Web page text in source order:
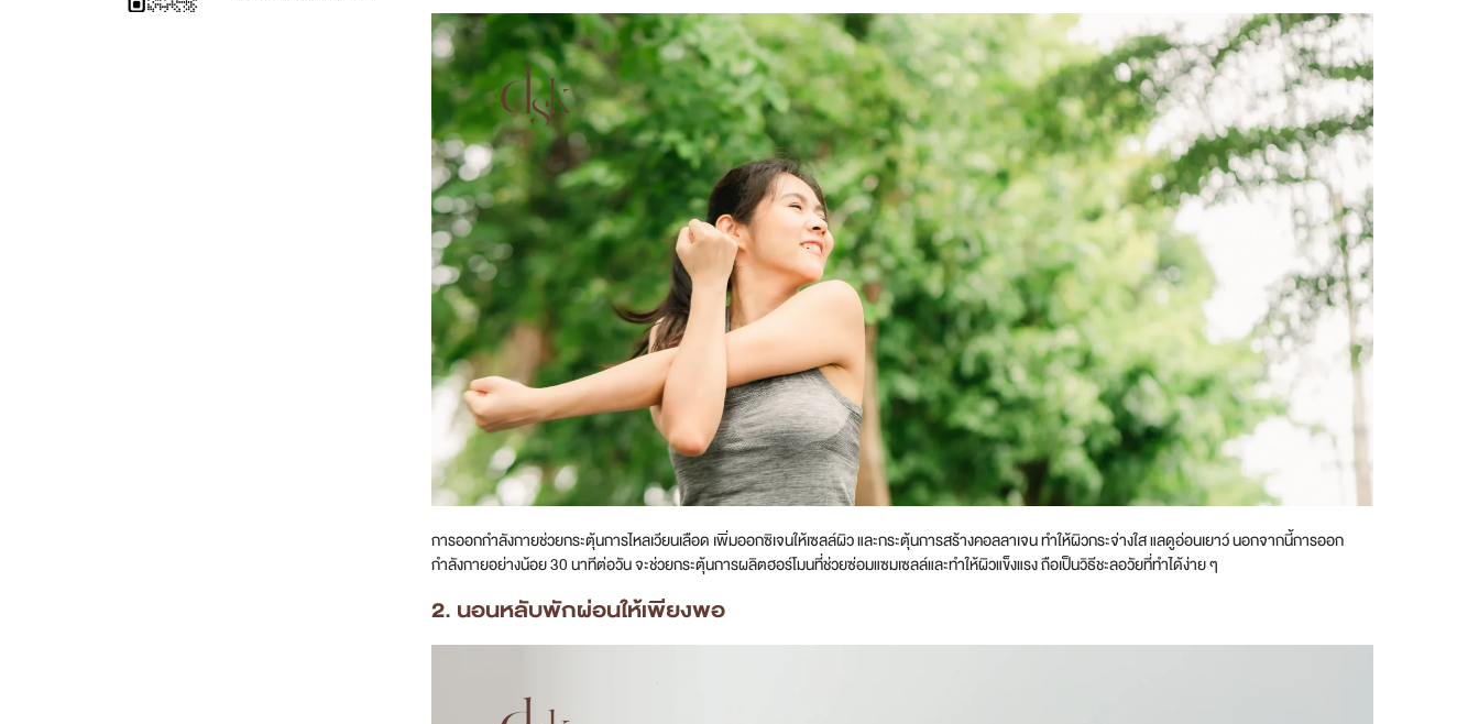
การออกกำลังกายช่วยกระตุ้นการไหลเวียนเลือด เพิ่มออกซิเจนให้เซลล์ผิว และกระตุ้นการสร้างคอลลาเจน ทำให้ผิวกระจ่างใส แลดูอ่อนเยาว์ นอกจากนี้การออก
กำลังกายอย่างน้อย 30 นาทีต่อวัน จะช่วยกระตุ้นการผลิตฮอร์โมนที่ช่วยซ่อมแซมเซลล์และทำให้ผิวแข็งแรง ถือเป็นวิธีชะลอวัยที่ทำได้ง่าย ๆ
2. นอนหลับพักผ่อนให้เพียงพอ